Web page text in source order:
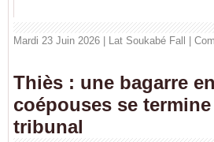
Mardi 23 Juin 2026 | Lat Soukabé Fall
Thiès : une bagarre
coépouses se
tribunal